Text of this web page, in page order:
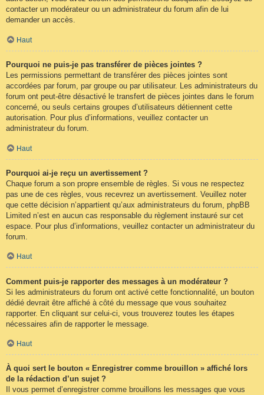
contacter un modérateur ou un administrateur du forum afin de lui
demander un accès.
Haut
Pourquoi ne puis-je pas transférer de pièces jointes ?
Les permissions permettant de transférer des pièces jointes sont
accordées par forum, par groupe ou par utilisateur. Les administrateurs du
forum ont peut-être désactivé le transfert de pièces jointes dans le forum
concerné, ou seuls certains groupes d’utilisateurs détiennent cette
autorisation. Pour plus d’informations, veuillez contacter un
administrateur du forum.
Haut
Pourquoi ai-je reçu un avertissement ?
Chaque forum a son propre ensemble de règles. Si vous ne respectez
pas une de ces règles, vous recevrez un avertissement. Veuillez noter
que cette décision n’appartient qu’aux administrateurs du forum, phpBB
Limited n’est en aucun cas responsable du règlement instauré sur cet
espace. Pour plus d’informations, veuillez contacter un administrateur du
forum.
Haut
Comment puis-je rapporter des messages à un modérateur ?
Si les administrateurs du forum ont activé cette fonctionnalité, un bouton
dédié devrait être affiché à côté du message que vous souhaitez
rapporter. En cliquant sur celui-ci, vous trouverez toutes les étapes
nécessaires afin de rapporter le message.
Haut
À quoi sert le bouton « Enregistrer comme brouillon » affiché lors
de la rédaction d’un sujet ?
Il vous permet d’enregistrer comme brouillons les messages que vous